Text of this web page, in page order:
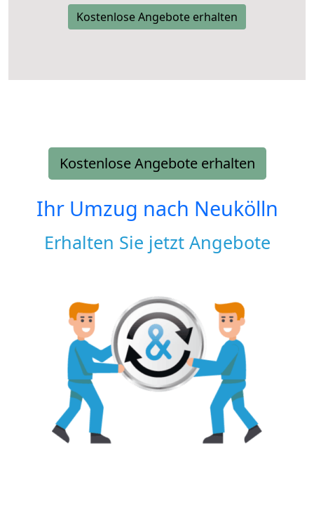
Kostenlose Angebote erhalten
Kostenlose Angebote erhalten
Ihr Umzug nach Neukölln
Erhalten Sie jetzt Angebote